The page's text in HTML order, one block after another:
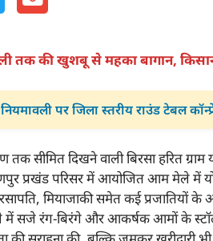
तक की खुशबू से महका बागान,
पर जिला स्तरीय राउंड टेबल
तक सीमित दिखने वाली बिरसा हरित
प्रखंड परिसर में आयोजित आम मेले में
मियाजाकी समेत कई प्रजातियों
में सजे रंग-बिरंगे और आकर्षक आमों के